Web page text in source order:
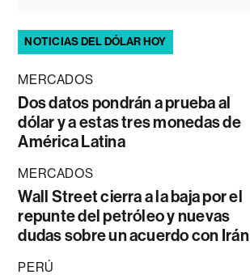
NOTICIAS DEL DÓLAR HOY
MERCADOS
Dos datos pondrán a prueba al
dólar y a estas tres monedas de
América Latina
MERCADOS
Wall Street cierra a la baja por el
repunte del petróleo y nuevas
dudas sobre un acuerdo con Irán
PERÚ